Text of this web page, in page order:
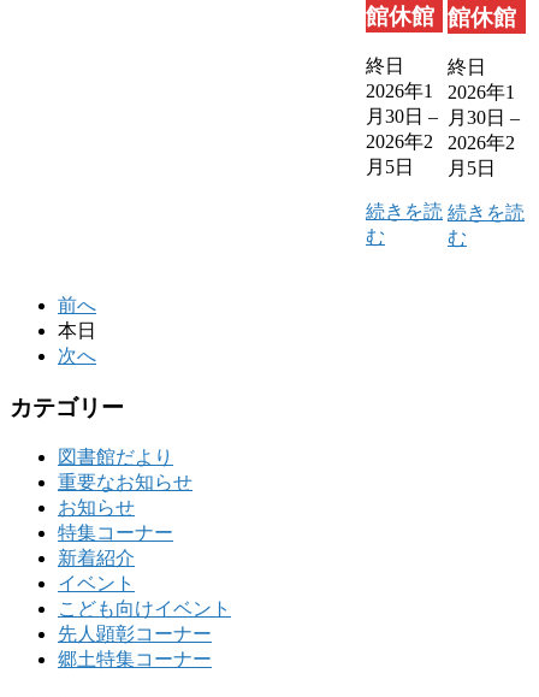
館休館
終日
2026年1
月30日 –
2026年2
月5日
続きを読
む
館休館
終日
2026年1
月30日 –
2026年2
月5日
続きを読
む
前へ
本日
次へ
カテゴリー
図書館だより
重要なお知らせ
お知らせ
特集コーナー
新着紹介
イベント
こども向けイベント
先人顕彰コーナー
郷土特集コーナー